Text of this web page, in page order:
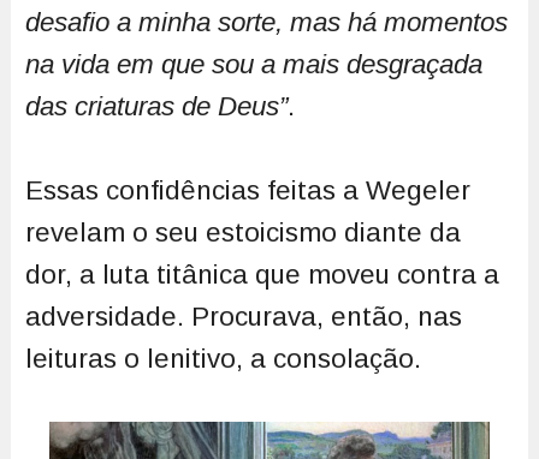
desafio a minha sorte, mas há momentos
na vida em que sou a mais desgraçada
das criaturas de Deus”.
Essas confidências feitas a Wegeler
revelam o seu estoicismo diante da
dor, a luta titânica que moveu contra a
adversidade. Procurava, então, nas
leituras o lenitivo, a consolação.